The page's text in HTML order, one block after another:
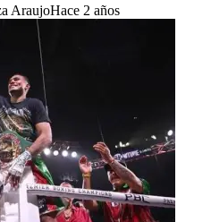
AraujoHace 2 años